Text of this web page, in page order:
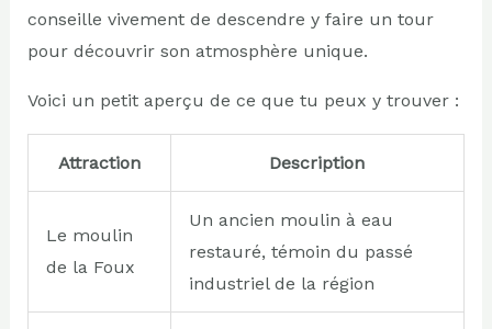
conseille vivement de descendre y faire un tour
pour découvrir son atmosphère unique.
Voici un petit aperçu de ce que tu peux y trouver :
Attraction Description
Le moulin
de la Foux
Un ancien moulin à eau
restauré, témoin du passé
industriel de la région